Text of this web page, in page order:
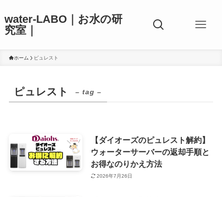
water-LABO｜お水の研
究室｜
ホーム ピュレスト
ピュレスト – tag –
【ダイオーズのピュレスト解約】
ウォーターサーバーの返却手順と
お得なのりかえ方法
2026年7月26日